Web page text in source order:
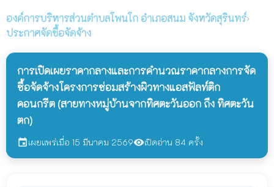
องค์การบริหารส่วนตำบลโพนโก อำเภอสนม จังหวัดสุรินทร์›
ประกาศจัดซื้อจัดจ้าง
การเปิดเผยราคากลางและการคำนวณราคากลางการจัด
ซื้อจัดจ้างโครงการซ่อมสร้างผิวทางแอสฟัลท์ติก
คอนกรีต (สายทางหมู่บ้านจากทิศตะวันออก ถึง ทิศตะวัน
ตก)
eventเผยแพร่เมื่อ 15 มีนาคม 2569visibilityเปิดอ่าน 84 ครั้ง